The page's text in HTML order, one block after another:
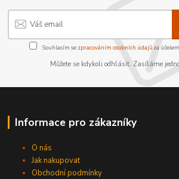
Souhlasím se zpracováním osobních údajůza
Můžete se kdykoli odhlásit. Zasíláme
Informace pro zákazníky
O nás
Jak nakupovat
Obchodní podmínky